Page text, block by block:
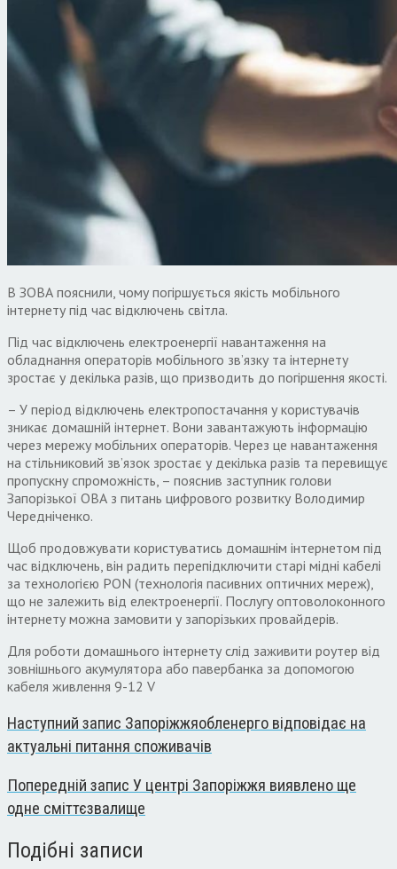
В ЗОВА пояснили, чому погіршується якість мобільного
інтернету під час відключень світла.
Під час відключень електроенергії навантаження на
обладнання операторів мобільного зв’язку та інтернету
зростає у декілька разів, що призводить до погіршення якості.
– У період відключень електропостачання у користувачів
зникає домашній інтернет. Вони завантажують інформацію
через мережу мобільних операторів. Через це навантаження
на стільниковий зв’язок зростає у декілька разів та перевищує
пропускну спроможність, – пояснив заступник голови
Запорізької ОВА з питань цифрового розвитку Володимир
Чередніченко.
Щоб продовжувати користуватись домашнім інтернетом під
час відключень, він радить перепідключити старі мідні кабелі
за технологією PON (технологія пасивних оптичних мереж),
що не залежить від електроенергії. Послугу оптоволоконного
інтернету можна замовити у запорізьких провайдерів.
Для роботи домашнього інтернету слід заживити роутер від
зовнішнього акумулятора або павербанка за допомогою
кабеля живлення 9-12 V
Наступний запис Запоріжжяобленерго відповідає на
актуальні питання споживачів
Попередній запис У центрі Запоріжжя виявлено ще
одне сміттєзвалище
Подібні записи